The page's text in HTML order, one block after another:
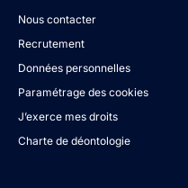
Nous contacter
Recrutement
Données personnelles
Paramétrage des cookies
J’exerce mes droits
Charte de déontologie